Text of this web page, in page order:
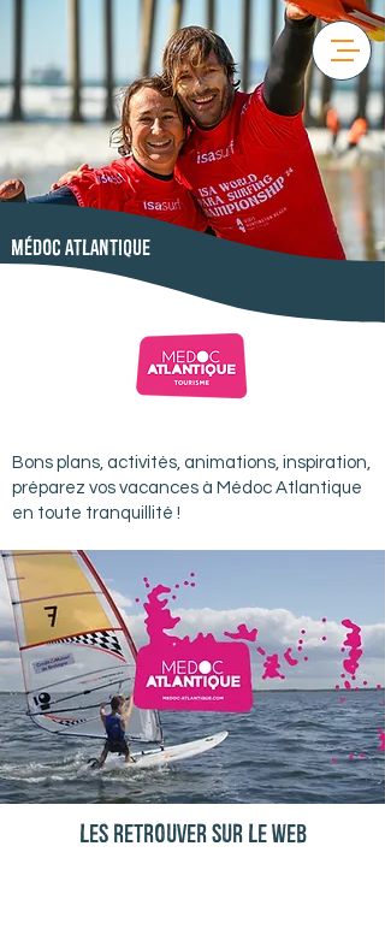
Médoc Atlantique
Bons plans, activités, animations, inspiration,
préparez vos vacances à Médoc Atlantique
en toute tranquillité !
Les retrouver sur le web